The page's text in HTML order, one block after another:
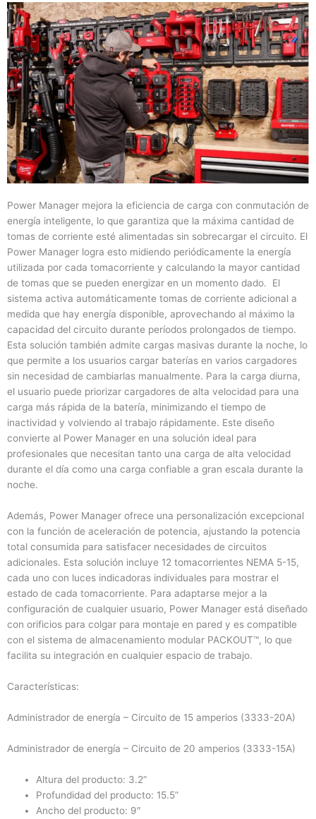
Power Manager mejora la eficiencia de carga con conmutación de
energía inteligente, lo que garantiza que la máxima cantidad de
tomas de corriente esté alimentadas sin sobrecargar el circuito. El
Power Manager logra esto midiendo periódicamente la energía
utilizada por cada tomacorriente y calculando la mayor cantidad
de tomas que se pueden energizar en un momento dado. El
sistema activa automáticamente tomas de corriente adicional a
medida que hay energía disponible, aprovechando al máximo la
capacidad del circuito durante períodos prolongados de tiempo.
Esta solución también admite cargas masivas durante la noche, lo
que permite a los usuarios cargar baterías en varios cargadores
sin necesidad de cambiarlas manualmente. Para la carga diurna,
el usuario puede priorizar cargadores de alta velocidad para una
carga más rápida de la batería, minimizando el tiempo de
inactividad y volviendo al trabajo rápidamente. Este diseño
convierte al Power Manager en una solución ideal para
profesionales que necesitan tanto una carga de alta velocidad
durante el día como una carga confiable a gran escala durante la
noche.
Además, Power Manager ofrece una personalización excepcional
con la función de aceleración de potencia, ajustando la potencia
total consumida para satisfacer necesidades de circuitos
adicionales. Esta solución incluye 12 tomacorrientes NEMA 5-15,
cada uno con luces indicadoras individuales para mostrar el
estado de cada tomacorriente. Para adaptarse mejor a la
configuración de cualquier usuario, Power Manager está diseñado
con orificios para colgar para montaje en pared y es compatible
con el sistema de almacenamiento modular PACKOUT™, lo que
facilita su integración en cualquier espacio de trabajo.
Características:
Administrador de energía – Circuito de 15 amperios (3333-20A)
Administrador de energía – Circuito de 20 amperios (3333-15A)
Altura del producto: 3.2”
Profundidad del producto: 15.5”
Ancho del producto: 9″